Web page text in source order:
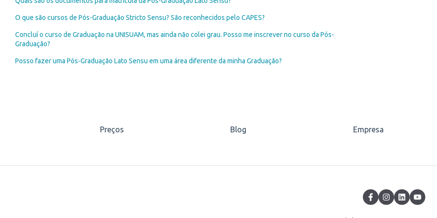
O que são cursos de Pós-Graduação Stricto Sensu? São reconhecidos pelo CAPES?
Concluí o curso de Graduação na UNISUAM, mas ainda não colei grau. Posso me inscrever no curso da Pós-
Graduação?
Posso fazer uma Pós-Graduação Lato Sensu em uma área diferente da minha Graduação?
Preços Blog Empresa